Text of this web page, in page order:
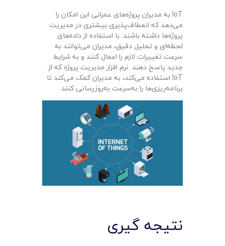
IoT به مدیران پروژه‌های عمرانی این امکان را
می‌دهد که انعطاف‌پذیری بیشتری در مدیریت
پروژه‌ها داشته باشند. با استفاده از داده‌های
لحظه‌ای و تحلیل دقیق، مدیران می‌توانند به
سرعت تغییرات لازم را اعمال کنند و به شرایط
جدید پاسخ دهند. نرم افزار مدیریت پروژه که از
IoT استفاده می‌کند، به مدیران کمک می‌کند تا
برنامه‌ریزی‌ها را به‌سرعت به‌روزرسانی کنند.
نتیجه‌ گیری